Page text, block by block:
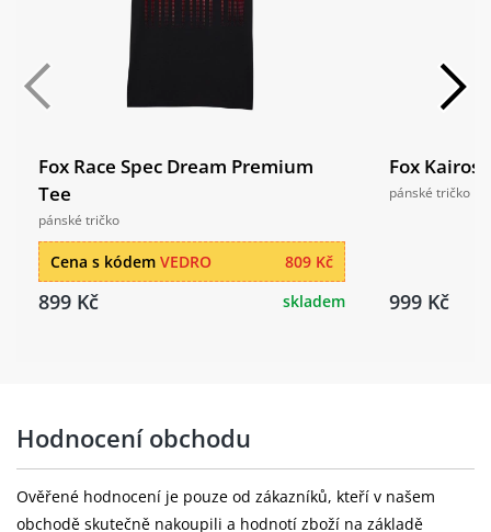
Fox Race Spec Dream Premium
Tee
pánské tričko
809 Kč
Cena s kódem VEDRO
899 Kč skladem
Fox Kairos
pánské tričko
999 Kč
Hodnocení obchodu
Ověřené hodnocení je pouze od zákazníků, kteří v našem
obchodě skutečně nakoupili a hodnotí zboží na základě